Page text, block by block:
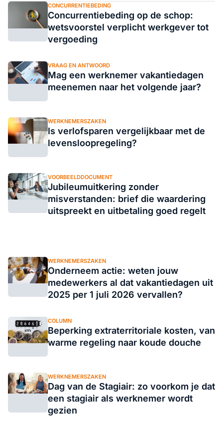
CONCURRENTIEBEDING
Concurrentiebeding op de schop:
wetsvoorstel verplicht werkgever tot
vergoeding
VRAAG EN ANTWOORD
Mag een werknemer vakantiedagen
meenemen naar het volgende jaar?
WERKNEMERSZAKEN
Is verlofsparen vergelijkbaar met de
levensloopregeling?
VOORBEELDDOCUMENT
Jubileumuitkering zonder
misverstanden: brief die waardering
uitspreekt en uitbetaling goed regelt
WERKNEMERSZAKEN
Onderneem actie: weten jouw
medewerkers al dat vakantiedagen uit
2025 per 1 juli 2026 vervallen?
COLUMN
Beperking extraterritoriale kosten, van
warme regeling naar koude douche
WERKNEMERSZAKEN
Dag van de Stagiair: zo voorkom je dat
een stagiair als werknemer wordt
gezien